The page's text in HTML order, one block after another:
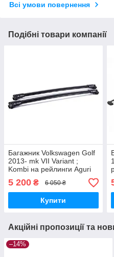
Всі умови повернення
Подібні товари компанії
Багажник Volkswagen Golf
2013- mk VII Variant ;
Kombi на рейлинги Aguri
5 200 ₴ 6 050 ₴
Купити
Акційні пропозиції та
–14%